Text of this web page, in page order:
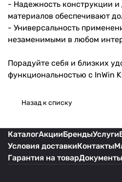
- Надежность конструкции и
материалов обеспечивают
- Универсальность
незаменимыми в любом
Порадуйте себя и близких
функциональностью с InWin
Назад к списку
КаталогАкцииБрендыУслуги
Условия доставкиКонтакты
Гарантия на товарДокументы